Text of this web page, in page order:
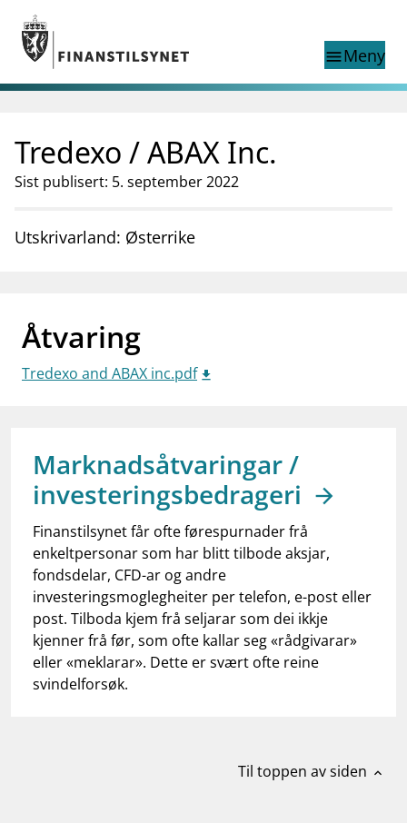
Gå til hovedinnhold
Gå til søkesiden
menuMeny
nettstedet
English
English
English home page
Tilsyn
Finanstilsynets registre
businessOm Finanstilsynet
mail_outlineKontakt oss
dashboardInformasjon for investorer
notifications_noneAbonner på nyhetsvarsel
Tredexo / ABAX Inc.
Sist publisert: 5. september 2022
Utskrivarland: Østerrike
Åtvaring
Tredexo and ABAX inc.pdf
Marknadsåtvaringar /
investeringsbedrageri
Finanstilsynet får ofte førespurnader frå
enkeltpersonar som har blitt tilbode aksjar,
fondsdelar, CFD-ar og andre
investeringsmoglegheiter per telefon, e-post eller
post. Tilboda kjem frå seljarar som dei ikkje
kjenner frå før, som ofte kallar seg «rådgivarar»
eller «meklarar». Dette er svært ofte reine
svindelforsøk.
Til toppen av siden expand_less